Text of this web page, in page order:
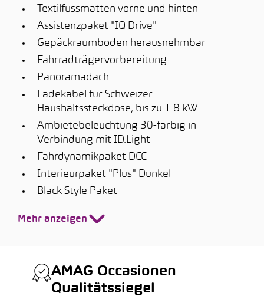
Textilfussmatten vorne und hinten
Assistenzpaket "IQ Drive"
Gepäckraumboden herausnehmbar
Fahrradträgervorbereitung
Panoramadach
Ladekabel für Schweizer
Haushaltssteckdose, bis zu 1.8 kW
Ambietebeleuchtung 30-farbig in
Verbindung mit ID.Light
Fahrdynamikpaket DCC
Interieurpaket "Plus" Dunkel
Black Style Paket
Mehr anzeigen
AMAG Occasionen
Qualitätssiegel